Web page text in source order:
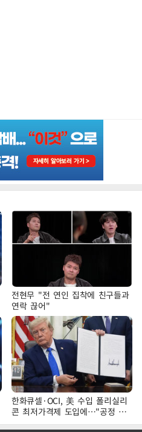
전현무 "전 연인 집착에 친구들과
연락 끊어"
한화큐셀·OCI, 美 수입 폴리실리
콘 최저가격제 도입에…"공정 경
쟁·수익성 개선 환영"